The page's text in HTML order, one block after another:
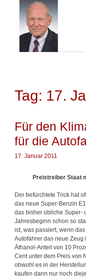
Tag: 17.
Für den
für die
17. Januar 2011
Preistreiber Staat
Der befürchtete Trick hat
das neue Super-Benzin
das bisher übliche Super-
Jahresbeginn schon so
ist, was passiert, wenn
Autofahrer das neue Zeug
Äthanol-Anteil von 10
Cent unter dem Preis von
obwohl es in der
kaufen dann nur noch